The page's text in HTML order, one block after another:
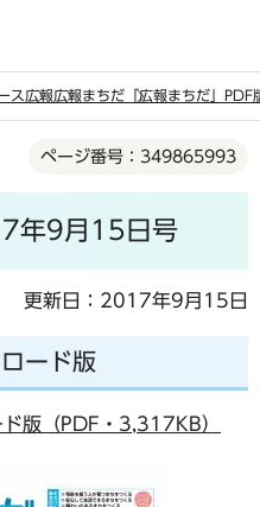
ス 広報広報まちだ 「広報まちだ」PDF
ページ番号：349865993
年9月15日号
更新日：2017年9月15日
ード版
版（PDF・3,317KB）